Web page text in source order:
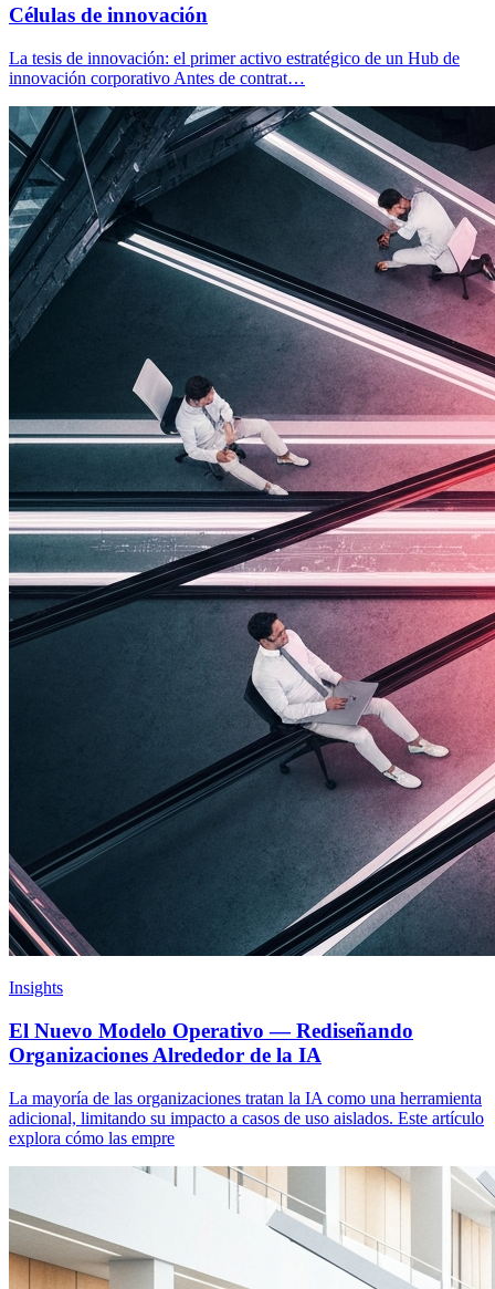
Células de innovación
La tesis de innovación: el primer activo estratégico de un Hub de
innovación corporativo Antes de contrat…
Insights
El Nuevo Modelo Operativo — Rediseñando
Organizaciones Alrededor de la IA
La mayoría de las organizaciones tratan la IA como una herramienta
adicional, limitando su impacto a casos de uso aislados. Este artículo
explora cómo las empre